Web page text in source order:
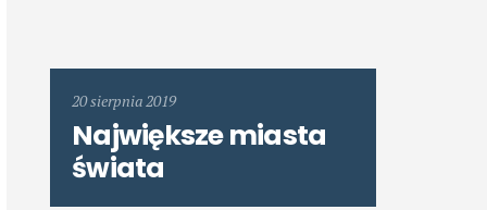
20 sierpnia 2019
Największe miasta
świata